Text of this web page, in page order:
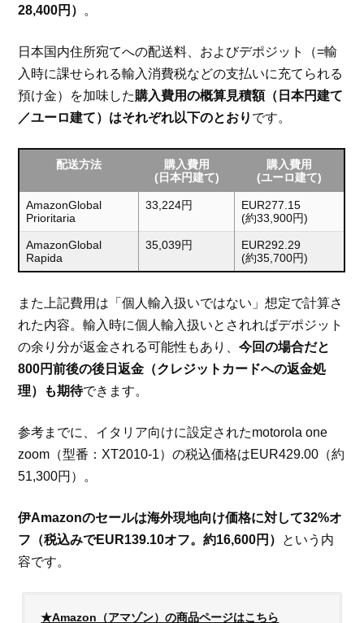
28,400円） 。
日本国内住所宛てへの配送料、およびデポジット（=輸
入時に課せられる輸入消費税などの支払いに充てられる
預け金）を加味した購入費用の概算見積額（日本円建て
／ユーロ建て）はそれぞれ以下のとおり です。
配送方法
購入費用
(日本円建て)
購入費用
(ユーロ建て)
AmazonGlobal
Prioritaria
33,224円
EUR277.15
(約33,900円)
AmazonGlobal
Rapida
35,039円
EUR292.29
(約35,700円)
また上記費用は「個人輸入扱いではない」想定で計算さ
れた内容。輸入時に個人輸入扱いとされればデポジット
の余り分が返金される可能性もあり、今回の場合だと
800円前後の後日返金（クレジットカードへの返金処
理）も期待できます。
参考までに、イタリア向けに設定されたmotorola one
zoom（型番：XT2010-1）の税込価格はEUR429.00（約
51,300円）。
伊Amazonのセールは海外現地向け価格に対して32%オ
フ（税込みでEUR139.10オフ。約16,600円） という内
容です。
★Amazon（アマゾン）の商品ページはこちら